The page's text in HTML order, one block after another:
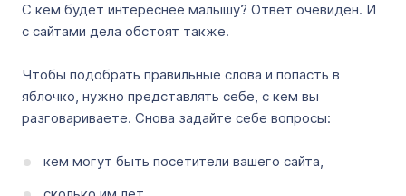
С кем будет интереснее малышу? Ответ очевиден. И
с сайтами дела обстоят также.
Чтобы подобрать правильные слова и попасть в
яблочко, нужно представлять себе, с кем вы
разговариваете. Снова задайте себе вопросы:
кем могут быть посетители вашего сайта,